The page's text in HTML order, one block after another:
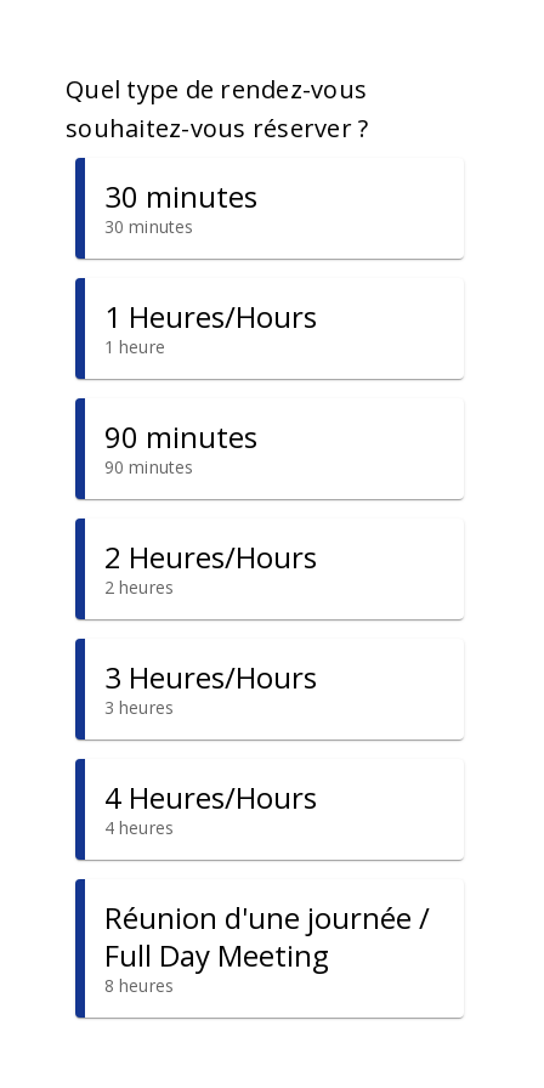
Quel type de rendez-vous
souhaitez-vous réserver ?
30 minutes
30 minutes
1 Heures/Hours
1 heure
90 minutes
90 minutes
2 Heures/Hours
2 heures
3 Heures/Hours
3 heures
4 Heures/Hours
4 heures
Réunion d'une journée /
Full Day Meeting
8 heures